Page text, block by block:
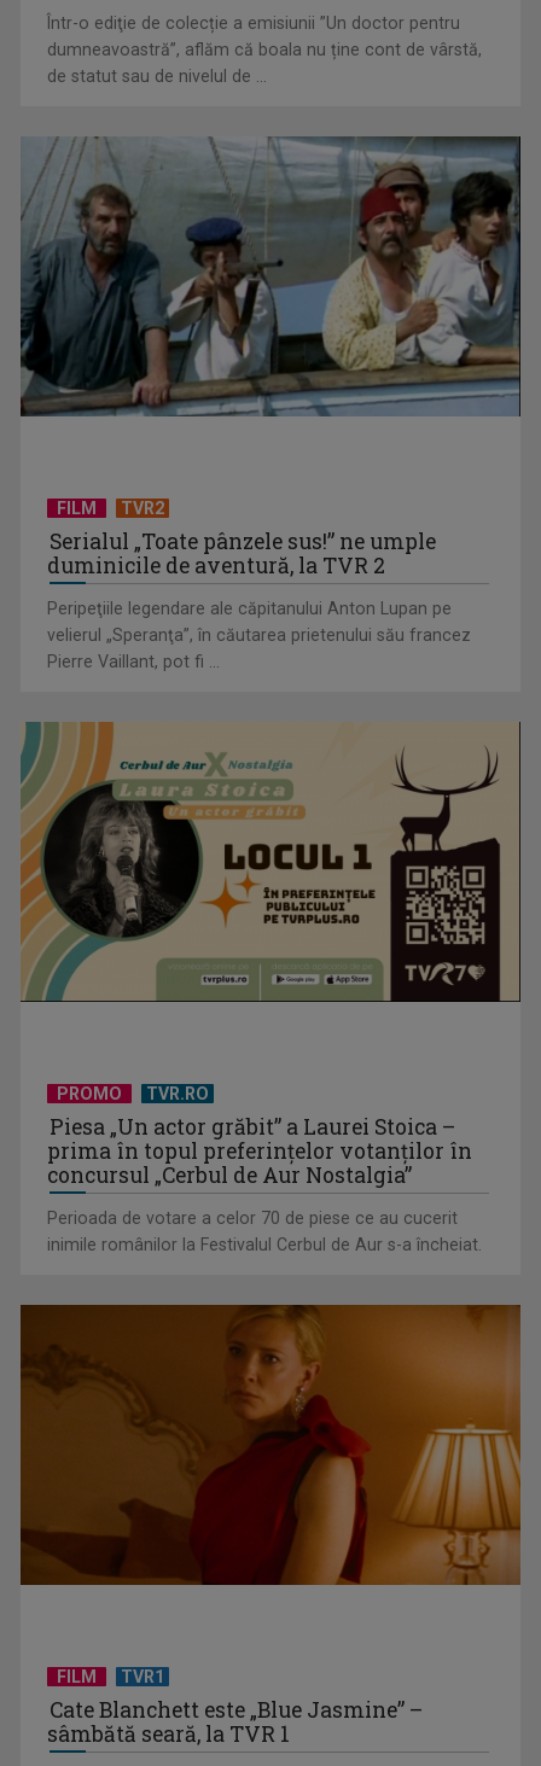
EVENIMENT ESTIVAL - Taberele ARC – Acolo unde începe
ACASĂ
TVR lansează un apel pentru proiecte de emisiuni
la TVR 1
Federația SANITAS suspendă temporar greva generală din
sistemul sanitar
„E cool să fii cult!”, în curând la TVR 1 și TVR 2
Într-o ediţie de colecție a emisiunii ”Un doctor pentru
dumneavoastră”, aflăm că boala nu ține cont de vârstă,
de statut sau de nivelul de ...
FILM TVR2
Serialul „Toate pânzele sus!” ne umple
duminicile de aventură, la TVR 2
Peripeţiile legendare ale căpitanului Anton Lupan pe
velierul „Speranţa”, în căutarea prietenului său francez
Pierre Vaillant, pot fi ...
PROMO TVR.RO
Piesa „Un actor grăbit” a Laurei Stoica –
prima în topul preferinţelor votanţilor în
concursul „Cerbul de Aur Nostalgia”
Perioada de votare a celor 70 de piese ce au cucerit
inimile românilor la Festivalul Cerbul de Aur s-a încheiat.
FILM TVR1
Cate Blanchett este „Blue Jasmine” –
sâmbătă seară, la TVR 1